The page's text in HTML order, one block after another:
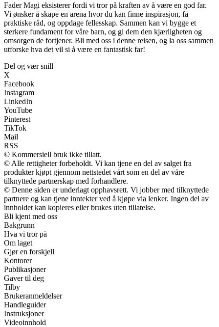
Fader Magi eksisterer fordi vi tror på kraften av å være en god far.
Vi ønsker å skape en arena hvor du kan finne inspirasjon, få
praktiske råd, og oppdage fellesskap. Sammen kan vi bygge et
sterkere fundament for våre barn, og gi dem den kjærligheten og
omsorgen de fortjener. Bli med oss i denne reisen, og la oss sammen
utforske hva det vil si å være en fantastisk far!
Del og vær snill
X
Facebook
Instagram
LinkedIn
YouTube
Pinterest
TikTok
Mail
RSS
© Kommersiell bruk ikke tillatt.
© Alle rettigheter forbeholdt. Vi kan tjene en del av salget fra
produkter kjøpt gjennom nettstedet vårt som en del av våre
tilknyttede partnerskap med forhandlere.
© Denne siden er underlagt opphavsrett. Vi jobber med tilknyttede
partnere og kan tjene inntekter ved å kjøpe via lenker. Ingen del av
innholdet kan kopieres eller brukes uten tillatelse.
Bli kjent med oss
Bakgrunn
Hva vi tror på
Om laget
Gjør en forskjell
Kontorer
Publikasjoner
Gaver til deg
Tilby
Brukeranmeldelser
Handleguider
Instruksjoner
Videoinnhold